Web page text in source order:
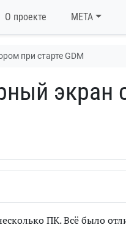
О проекте META
при старте GDM
экран
ПК. Всё было